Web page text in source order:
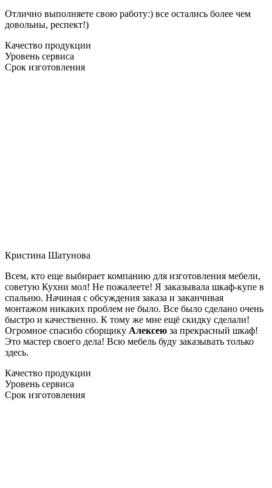
Отлично выполняете свою работу:) все остались более чем
довольны, респект!)
Качество продукции
Уровень сервиса
Срок изготовления
Кристина Шатунова
Всем, кто еще выбирает компанию для изготовления мебели,
советую Кухни мол! Не пожалеете! Я заказывала шкаф-купе в
спальню. Начиная с обсуждения заказа и заканчивая
монтажом никаких проблем не было. Все было сделано очень
быстро и качественно. К тому же мне ещё скидку сделали!
Огромное спасибо сборщику Алексею за прекрасный шкаф!
Это мастер своего дела! Всю мебель буду заказывать только
здесь.
Качество продукции
Уровень сервиса
Срок изготовления